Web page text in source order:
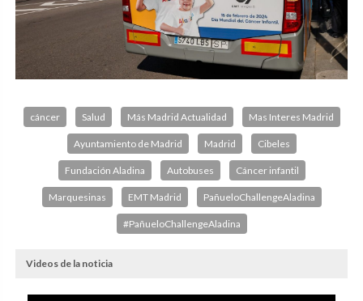
cáncer Salud Más Madrid Actualidad Mas Interes Madrid
Ayuntamiento de Madrid Madrid Cibeles
Fundación Aladina Autobuses Cáncer infantil
Marquesinas EMT Madrid PañueloChallengeAladina
#PañueloChallengeAladina
Videos de la noticia